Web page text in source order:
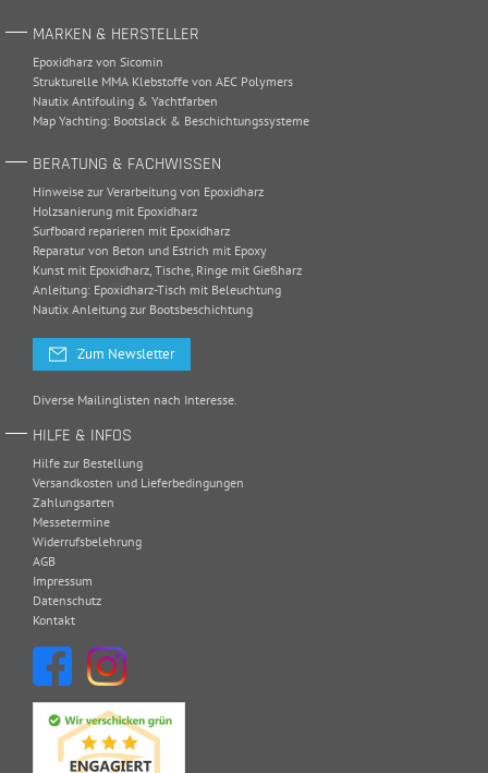
MARKEN & HERSTELLER
Epoxidharz von Sicomin
Strukturelle MMA Klebstoffe von AEC Polymers
Nautix Antifouling & Yachtfarben
Map Yachting: Bootslack & Beschichtungssysteme
BERATUNG & FACHWISSEN
Hinweise zur Verarbeitung von Epoxidharz
Holzsanierung mit Epoxidharz
Surfboard reparieren mit Epoxidharz
Reparatur von Beton und Estrich mit Epoxy
Kunst mit Epoxidharz, Tische, Ringe mit Gießharz
Anleitung: Epoxidharz-Tisch mit Beleuchtung
Nautix Anleitung zur Bootsbeschichtung
Zum Newsletter
Diverse Mailinglisten nach Interesse.
HILFE & INFOS
Hilfe zur Bestellung
Versandkosten und Lieferbedingungen
Zahlungsarten
Messetermine
Widerrufsbelehrung
AGB
Impressum
Datenschutz
Kontakt